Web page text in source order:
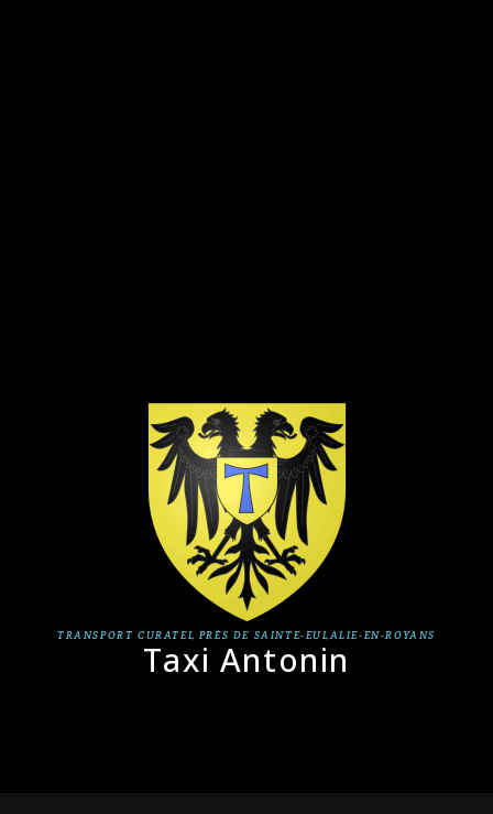
TRANSPORT CURATEL PRÈS DE SAINTE-EULALIE-EN-ROYANS
Taxi Antonin